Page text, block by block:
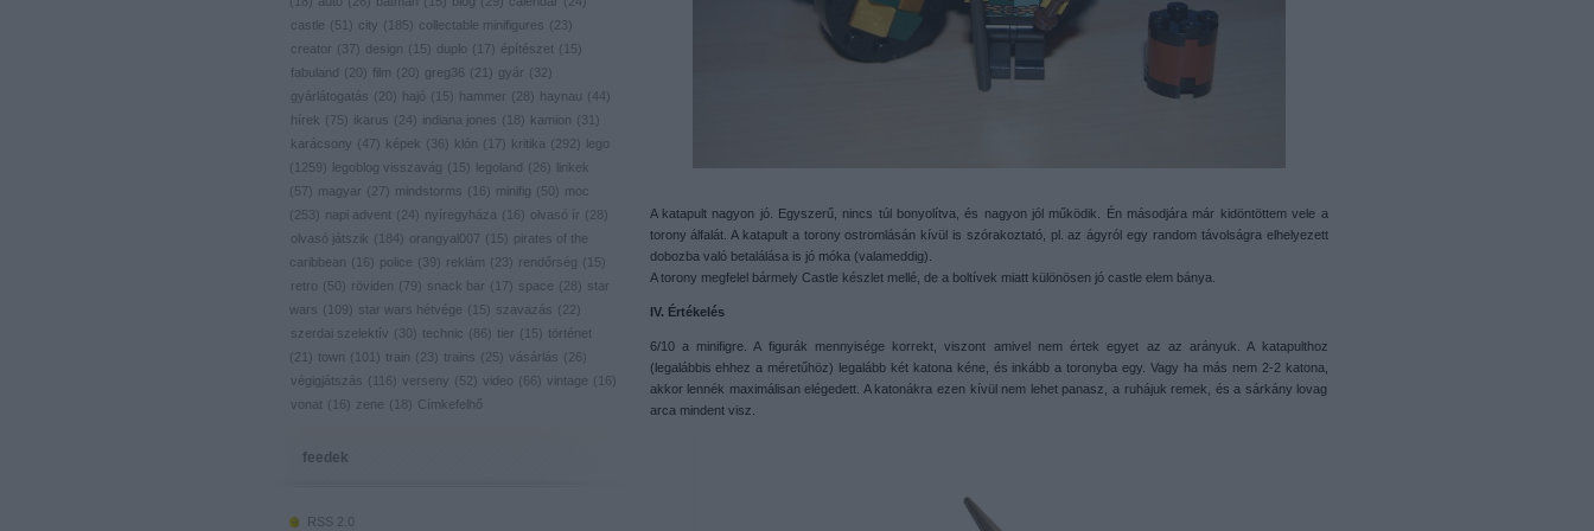
castle ( 51 ) city ( 185) collectable minifigures ( 23)
creator ( 37) design ( 15) duplo ( 17) építészet ( 15)
fabuland ( 20) film ( 20) greg36 ( 21 ) gyár ( 32)
gyárlátogatás ( 20) hajó ( 15) hammer ( 28 ) haynau ( 44)
hírek ( 75) ikarus ( 24) indiana jones ( 18 ) kamion ( 31
)
karácsony ( 47) képek ( 36 ) klón ( 17) kritika ( 292)
lego
(
1259) legoblog visszavág ( 15) legoland ( 26 )
linkek
( 57) magyar ( 27) mindstorms ( 16 ) minifig ( 50) moc
( 253) napi advent ( 24) nyíregyháza ( 16 ) olvasó ír ( 28 )
olvasó játszik ( 184) orangyal007 ( 15) pirates of the
caribbean ( 16 ) police ( 39) reklám ( 23) rendőrség ( 15)
retro ( 50) röviden ( 79) snack bar ( 17) space ( 28 ) star
wars ( 109) star wars hétvége ( 15) szavazás ( 22)
szerdai szelektív ( 30) technic ( 86 ) tier ( 15) történet
( 21 ) town ( 101 ) train ( 23) trains ( 25) vásárlás ( 26 )
végigjátszás ( 116 ) verseny ( 52) video ( 66 ) vintage ( 16 )
vonat ( 16 ) zene ( 18 ) Címkefelhő
feedek
RSS 2.0
A katapult nagyon jó. Egyszerű, nincs túl bonyolítva, és nagyon jól működik. Én másodjára már kidöntöttem vele a
torony álfalát. A katapult a torony ostromlásán kívül is szórakoztató, pl. az ágyról egy random távolságra elhelyezett
dobozba való betalálása is jó móka (valameddig).
A torony megfelel bármely Castle készlet mellé, de a boltívek miatt különösen jó castle elem bánya.
IV. Értékelés
6/10 a minifigre. A figurák mennyisége korrekt, viszont amivel nem értek egyet az az arányuk. A katapulthoz
(legalábbis ehhez a méretűhöz) legalább két katona kéne, és inkább a toronyba egy. Vagy ha más nem 2-2 katona,
akkor lennék maximálisan elégedett. A katonákra ezen kívül nem lehet panasz, a ruhájuk remek, és a sárkány lovag
arca mindent visz.